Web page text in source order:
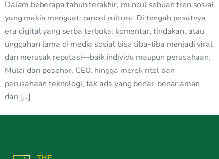
Dalam beberapa tahun terakhir, muncul sebuah tren sosial
yang makin menguat: cancel culture. Di tengah pesatnya
era digital yang serba terbuka; komentar, tindakan, atau
unggahan lama di media sosial bisa tiba-tiba menjadi viral
dan merusak reputasi—baik individu maupun perusahaan.
Mulai dari pesohor, CEO, hingga merek ritel dan
perusahaan teknologi, tak ada yang benar-benar aman
dari […]